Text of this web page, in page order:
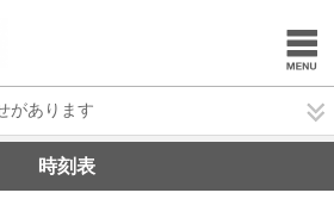
があります
時刻表